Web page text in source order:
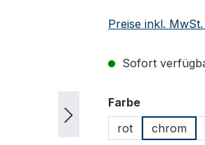
Preise inkl.
Sofort
Farbeauswählen
rot
chrom